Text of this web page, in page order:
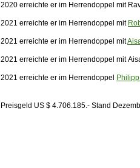
2020 erreichte er im Herrendoppel mit
2021 erreichte er im Herrendoppel mit
2021 erreichte er im Herrendoppel mit
2021 erreichte er im Herrendoppel mit
2021 erreichte er im Herrendoppel
Preisgeld US $ 4.706.185.- Stand